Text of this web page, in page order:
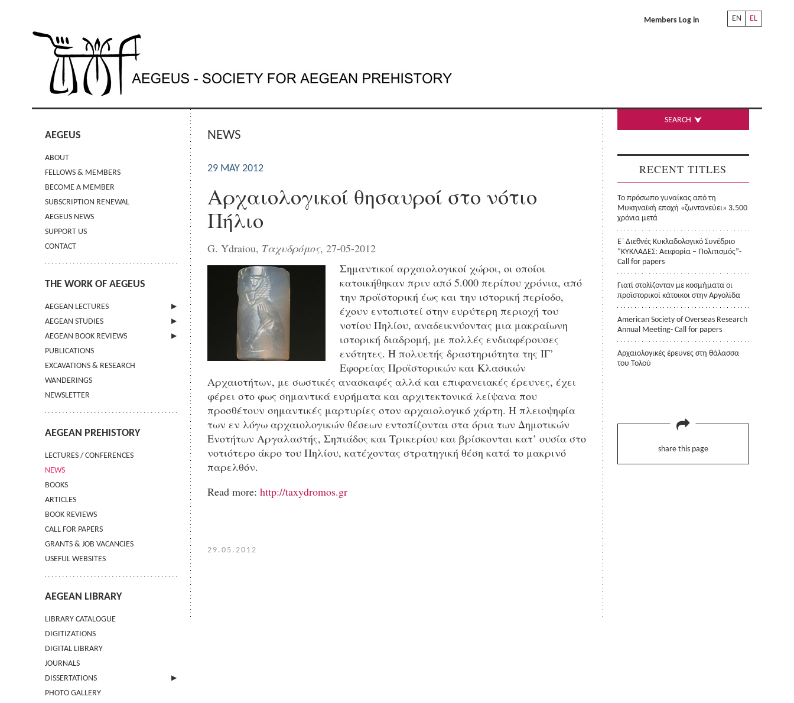
EN EL
Members Log in
AEGEUS
ABOUT
FELLOWS & MEMBERS
BECOME A MEMBER
SUBSCRIPTION RENEWAL
AEGEUS NEWS
SUPPORT US
CONTACT
THE WORK OF AEGEUS
AEGEAN LECTURES
INFORMATION
AEGEAN STUDIES
INFORMATION
GUIDELINES FOR AUTHORS
TERMS OF USE
CONTACT
AEGEAN BOOK REVIEWS
INFORMATION
PUBLICATIONS
EXCAVATIONS & RESEARCH
WANDERINGS
NEWSLETTER
AEGEAN PREHISTORY
LECTURES / CONFERENCES
NEWS
BOOKS
ARTICLES
BOOK REVIEWS
CALL FOR PAPERS
GRANTS & JOB VACANCIES
USEFUL WEBSITES
AEGEAN LIBRARY
LIBRARY CATALOGUE
DIGITIZATIONS
DIGITAL LIBRARY
JOURNALS
DISSERTATIONS
SUBMIT AN ABSTRACT
PHOTO GALLERY
NEWS
29 MAY 2012
Αρχαιολογικοί θησαυροί στο νότιο
Πήλιο
G. Ydraiou, Ταχυδρόμος, 27-05-2012
Σημαντικοί αρχαιολογικοί χώροι, οι οποίοι
κατοικήθηκαν πριν από 5.000 περίπου χρόνια, από
την προϊστορική έως και την ιστορική περίοδο,
έχουν εντοπιστεί στην ευρύτερη περιοχή του
νοτίου Πηλίου, αναδεικνύοντας μια μακραίωνη
ιστορική διαδρομή, με πολλές ενδιαφέρουσες
ενότητες. Η πολυετής δραστηριότητα της ΙΓ’
Εφορείας Προϊστορικών και Κλασικών
Αρχαιοτήτων, με σωστικές ανασκαφές αλλά και επιφανειακές έρευνες, έχει
φέρει στο φως σημαντικά ευρήματα και αρχιτεκτονικά λείψανα που
προσθέτουν σημαντικές μαρτυρίες στον αρχαιολογικό χάρτη. Η πλειοψηφία
των εν λόγω αρχαιολογικών θέσεων εντοπίζονται στα όρια των Δημοτικών
Ενοτήτων Αργαλαστής, Σηπιάδος και Τρικερίου και βρίσκονται κατ’ ουσία στο
νοτιότερο άκρο του Πηλίου, κατέχοντας στρατηγική θέση κατά το μακρινό
παρελθόν.
Read more: http://taxydromos.gr
29.05.2012
SEARCH
RECENT TITLES
Το πρόσωπο γυναίκας από τη
Μυκηναϊκή εποχή «ζωντανεύει» 3.500
χρόνια μετά
Ε΄ Διεθνές Κυκλαδολογικό Συνέδριο
“ΚΥΚΛΑΔΕΣ: Αειφορία – Πολιτισμός”-
Call for papers
Γιατί στολίζονταν με κοσμήματα οι
προϊστορικοί κάτοικοι στην Αργολίδα
American Society of Overseas Research
Annual Meeting- Call for papers
Αρχαιολογικές έρευνες στη θάλασσα
του Τολού
share this page